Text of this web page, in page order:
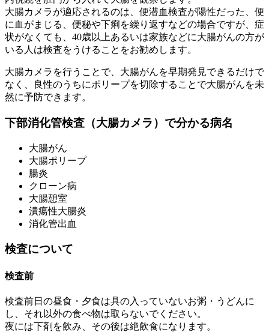
大腸カメラが適応されるのは、便潜血検査が陽性だった、便
に血がまじる、便秘や下痢を繰り返すなどの場合ですが、症
状がなくても、40歳以上あるいは家族などに大腸がんの方が
いる人は検査をうけることをお勧めします。
大腸カメラを行うことで、大腸がんを早期発見できるだけで
なく、良性のうちにポリープを切除することで大腸がんを未
然に予防できます。
下部消化管検査（大腸カメラ）で分かる病名
大腸がん
大腸ポリープ
腸炎
クローン病
大腸憩室
潰瘍性大腸炎
消化管出血
検査について
検査前
検査前日の昼食・夕食は具の入っていないお粥・うどんに
し、それ以外の食べ物は取らないでください。
夜には下剤を飲み、その後は絶飲食になります。